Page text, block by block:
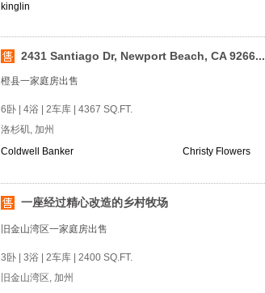
kinglin
2431 Santiago Dr, Newport Beach, CA 9266...
橙县一家庭房出售
6卧 | 4浴 | 2车库 | 4367 SQ.FT.
洛杉矶, 加州
Coldwell Banker
Christy Flowers
一座经过精心改造的乡村牧场
旧金山湾区一家庭房出售
3卧 | 3浴 | 2车库 | 2400 SQ.FT.
旧金山湾区, 加州